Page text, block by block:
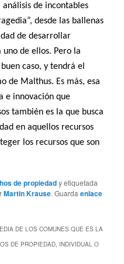
de incontables
desde las ballenas
de desarrollar
de ellos. Pero la
caso, y tendrá el
de Malthus. Es más, esa
e innovación que
también es la que busca
en aquellos recursos
los recursos que son
de propiedady etiquetada
Martin Krause. Guardaenlace
DE LOS COMUNES QUE ES LA
DE PROPIEDAD, INDIVIDUAL O